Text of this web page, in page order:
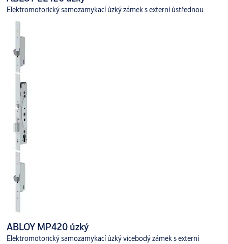
Elektromotorický samozamykací úzký zámek s externí ústřednou
ABLOY MP420 úzký
Elektromotorický samozamykací úzký vícebodý zámek s externí